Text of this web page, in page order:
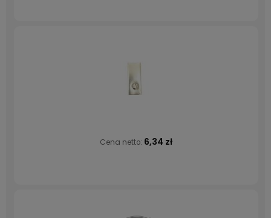
Cena netto: 6,34 zł